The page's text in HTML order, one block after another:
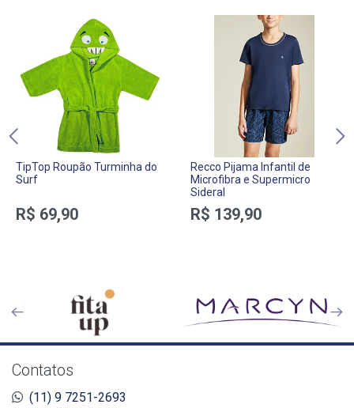
TipTop Roupão Turminha do
Surf
R$ 69,90
Recco Pijama Infantil de
Microfibra e Supermicro
Sideral
R$ 139,90
Contatos
(11) 9 7251-2693